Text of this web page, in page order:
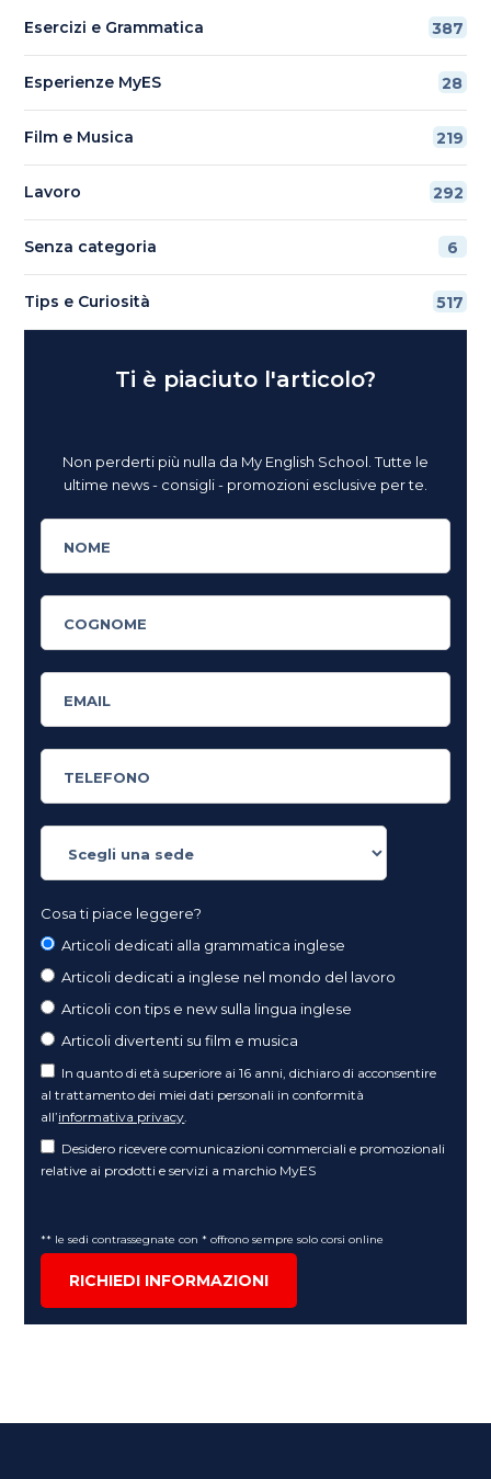
Esercizi e Grammatica 387
Esperienze MyES 28
Film e Musica 219
Lavoro 292
Senza categoria 6
Tips e Curiosità 517
Ti è piaciuto l'articolo?
Non perderti più nulla da My English School. Tutte le
ultime news - consigli - promozioni esclusive per te.
Cosa ti piace leggere?
Articoli dedicati alla grammatica inglese
Articoli dedicati a inglese nel mondo del lavoro
Articoli con tips e new sulla lingua inglese
Articoli divertenti su film e musica
In quanto di età superiore ai 16 anni, dichiaro di acconsentire
al trattamento dei miei dati personali in conformità
all’informativa privacy
Desidero ricevere comunicazioni commerciali e promozionali
relative ai prodotti e servizi a marchio MyES
** le sedi contrassegnate con * offrono sempre solo corsi online
RICHIEDI INFORMAZIONI